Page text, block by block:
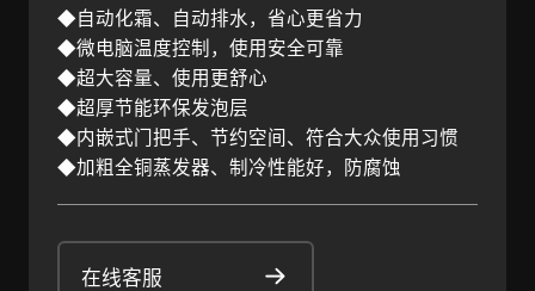
◆自动化霜、自动排水，省心更省力
◆微电脑温度控制，使用安全可靠
◆超大容量、使用更舒心
◆超厚节能环保发泡层
◆内嵌式门把手、节约空间、符合大众使用习惯
◆加粗全铜蒸发器、制冷性能好，防腐蚀
在线客服